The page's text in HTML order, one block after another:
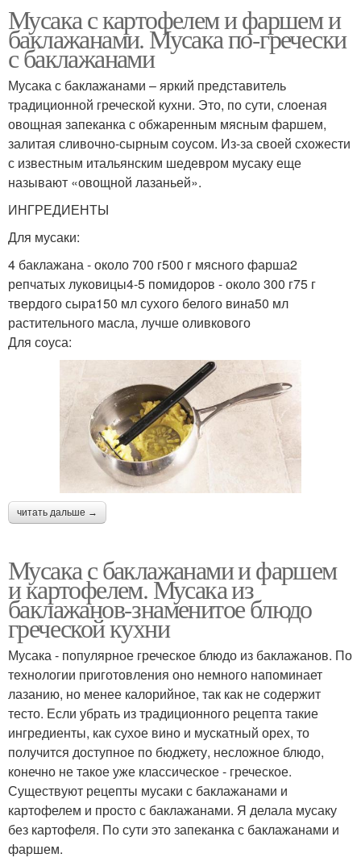
Мусака с картофелем и фаршем и
баклажанами. Мусака по-гречески
с баклажанами
Мусака с баклажанами – яркий представитель
традиционной греческой кухни. Это, по сути, слоеная
овощная запеканка с обжаренным мясным фаршем,
залитая сливочно-сырным соусом. Из-за своей схожести
с известным итальянским шедевром мусаку еще
называют «овощной лазаньей».
ИНГРЕДИЕНТЫ
Для мусаки:
4 баклажана - около 700 г500 г мясного фарша2
репчатых луковицы4-5 помидоров - около 300 г75 г
твердого сыра150 мл сухого белого вина50 мл
растительного масла, лучше оливкового
Для соуса:
читать дальше →
Мусака с баклажанами и фаршем
и картофелем. Мусака из
баклажанов-знаменитое блюдо
греческой кухни
Мусака - популярное греческое блюдо из баклажанов. По
технологии приготовления оно немного напоминает
лазанию, но менее калорийное, так как не содержит
тесто. Если убрать из традиционного рецепта такие
ингредиенты, как сухое вино и мускатный орех, то
получится доступное по бюджету, несложное блюдо,
конечно не такое уже классическое - греческое.
Существуют рецепты мусаки с баклажанами и
картофелем и просто с баклажанами. Я делала мусаку
без картофеля. По сути это запеканка с баклажанами и
фаршем.